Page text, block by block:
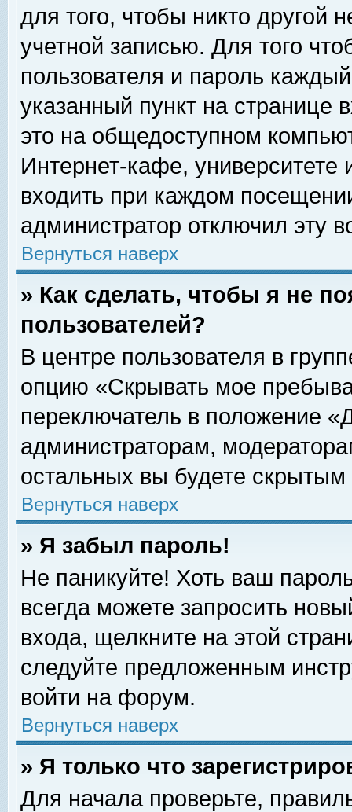
для того, чтобы никто другой
учетной записью. Для того
пользователя и пароль
указанный пункт на
это на общедоступном
Интернет-кафе, университете
входить при каждом
администратор отключил эту
Вернуться наверх
» Как сделать, чтобы я не
пользователей?
В центре пользователя в
опцию «Скрывать мое
переключатель в положение
администраторам,
остальных вы будете скрытым
Вернуться наверх
» Я забыл пароль!
Не паникуйте! Хоть ваш
всегда можете запросить
входа, щелкните на этой
следуйте предложенным
войти на форум.
Вернуться наверх
» Я только что
Для начала проверьте,